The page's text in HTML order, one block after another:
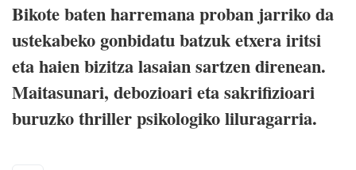
Bikote baten harremana proban jarriko da
ustekabeko gonbidatu batzuk etxera iritsi
eta haien bizitza lasaian sartzen direnean.
Maitasunari, debozioari eta sakrifizioari
buruzko thriller psikologiko liluragarria.